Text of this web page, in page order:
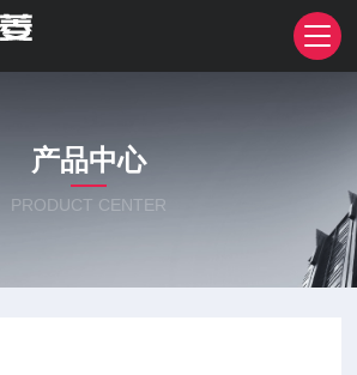
产品中心
PRODUCT CENTER